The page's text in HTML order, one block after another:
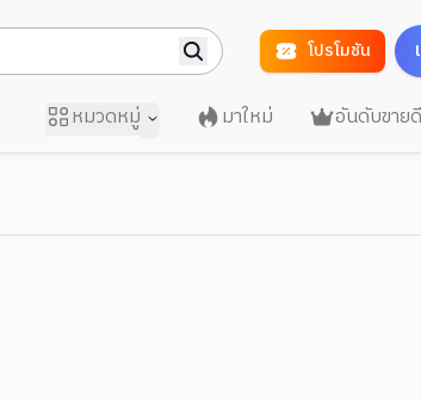
โปรโมชัน
หมวดหมู่ มาใหม่ อันดับขายดี